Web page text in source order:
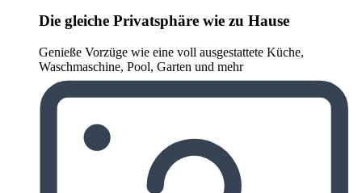
Die gleiche Privatsphäre wie zu Hause
Genieße Vorzüge wie eine voll ausgestattete Küche,
Waschmaschine, Pool, Garten und mehr